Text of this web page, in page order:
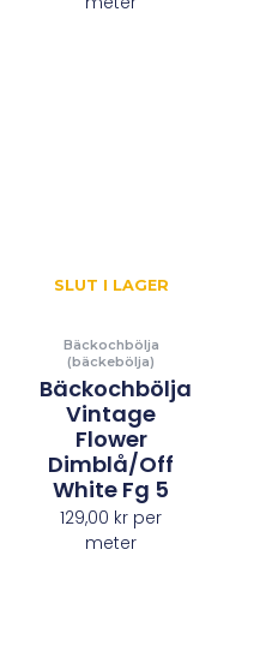
SLUT I LAGER
Bäckochbölja
(bäckebölja)
Bäckochbölja
Vintage
Flower
Dimblå/off
White Fg 5
129,00 kr per
meter